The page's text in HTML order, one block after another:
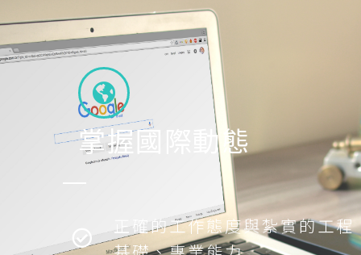
掌握國際動態
正確的工作態度與紮實的工程